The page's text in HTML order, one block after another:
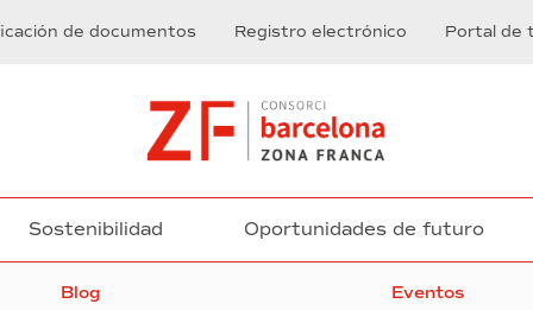
de documentos Registro electrónico Portal de
Sostenibilidad Oportunidades de futuro
Blog Eventos